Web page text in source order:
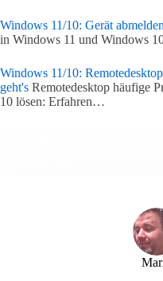
Windows 11/10: Gerät
in Windows 11 und Windows
Windows 11/10:
geht's Remotedesktop häufige
10 lösen: Erfahren…